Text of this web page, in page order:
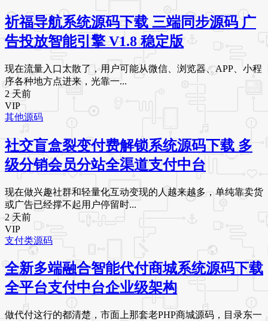
祈福导航系统源码下载 三端同步源码 广
告投放智能引擎 V1.8 稳定版
现在流量入口太散了，用户可能从微信、浏览器、APP、小程
序各种地方点进来，光靠一...
2 天前
VIP
其他源码
社交盲盒裂变付费解锁系统源码下载 多
级分销会员分站全渠道支付中台
现在做兴趣社群和轻量化互动变现的人越来越多，单纯靠卖货
或广告已经撑不起用户停留时...
2 天前
VIP
支付类源码
全新多端融合智能代付商城系统源码下载
全平台支付中台企业级架构
做代付这行的都清楚，市面上那套老PHP商城源码，目录东一